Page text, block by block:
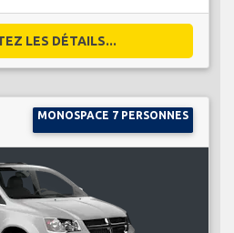
LES DÉTAILS...
MONOSPACE 7 PERSONNES